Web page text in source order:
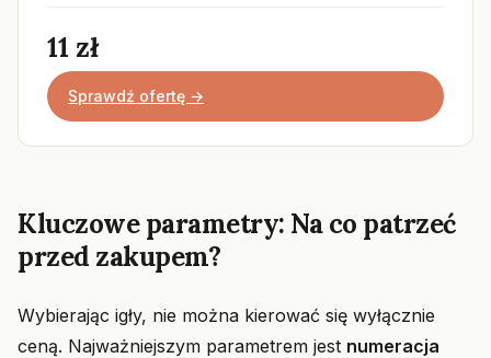
11 zł
Sprawdź ofertę →
Kluczowe parametry: Na co patrzeć
przed zakupem?
Wybierając igły, nie można kierować się wyłącznie
ceną. Najważniejszym parametrem jest numeracja